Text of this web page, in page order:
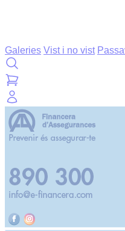
Galeries Vist i no vist